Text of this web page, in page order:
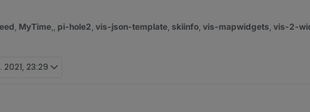
MyTime pi-hole2 vis-json-template skiinfo vis-mapwidgets vis-2-
2021, 23:29